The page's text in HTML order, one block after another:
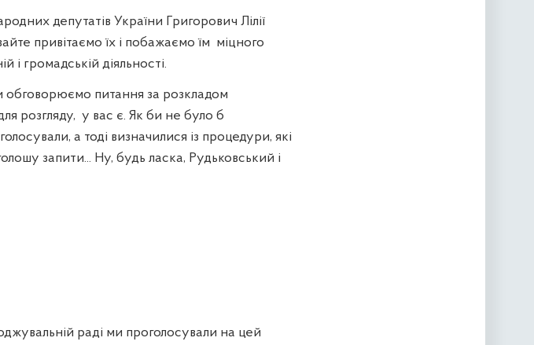
депутатів України Григорович Лілії
привітаємо їх і побажаємо їм міцного
і громадській діяльності.
обговорюємо питання за розкладом
розгляду, у вас є. Як би не було б
а тоді визначилися із процедури, які
запити... Ну, будь ласка, Рудьковський і
раді ми проголосували на цей